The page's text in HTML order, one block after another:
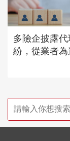
多險企披露代
紛，從業者為